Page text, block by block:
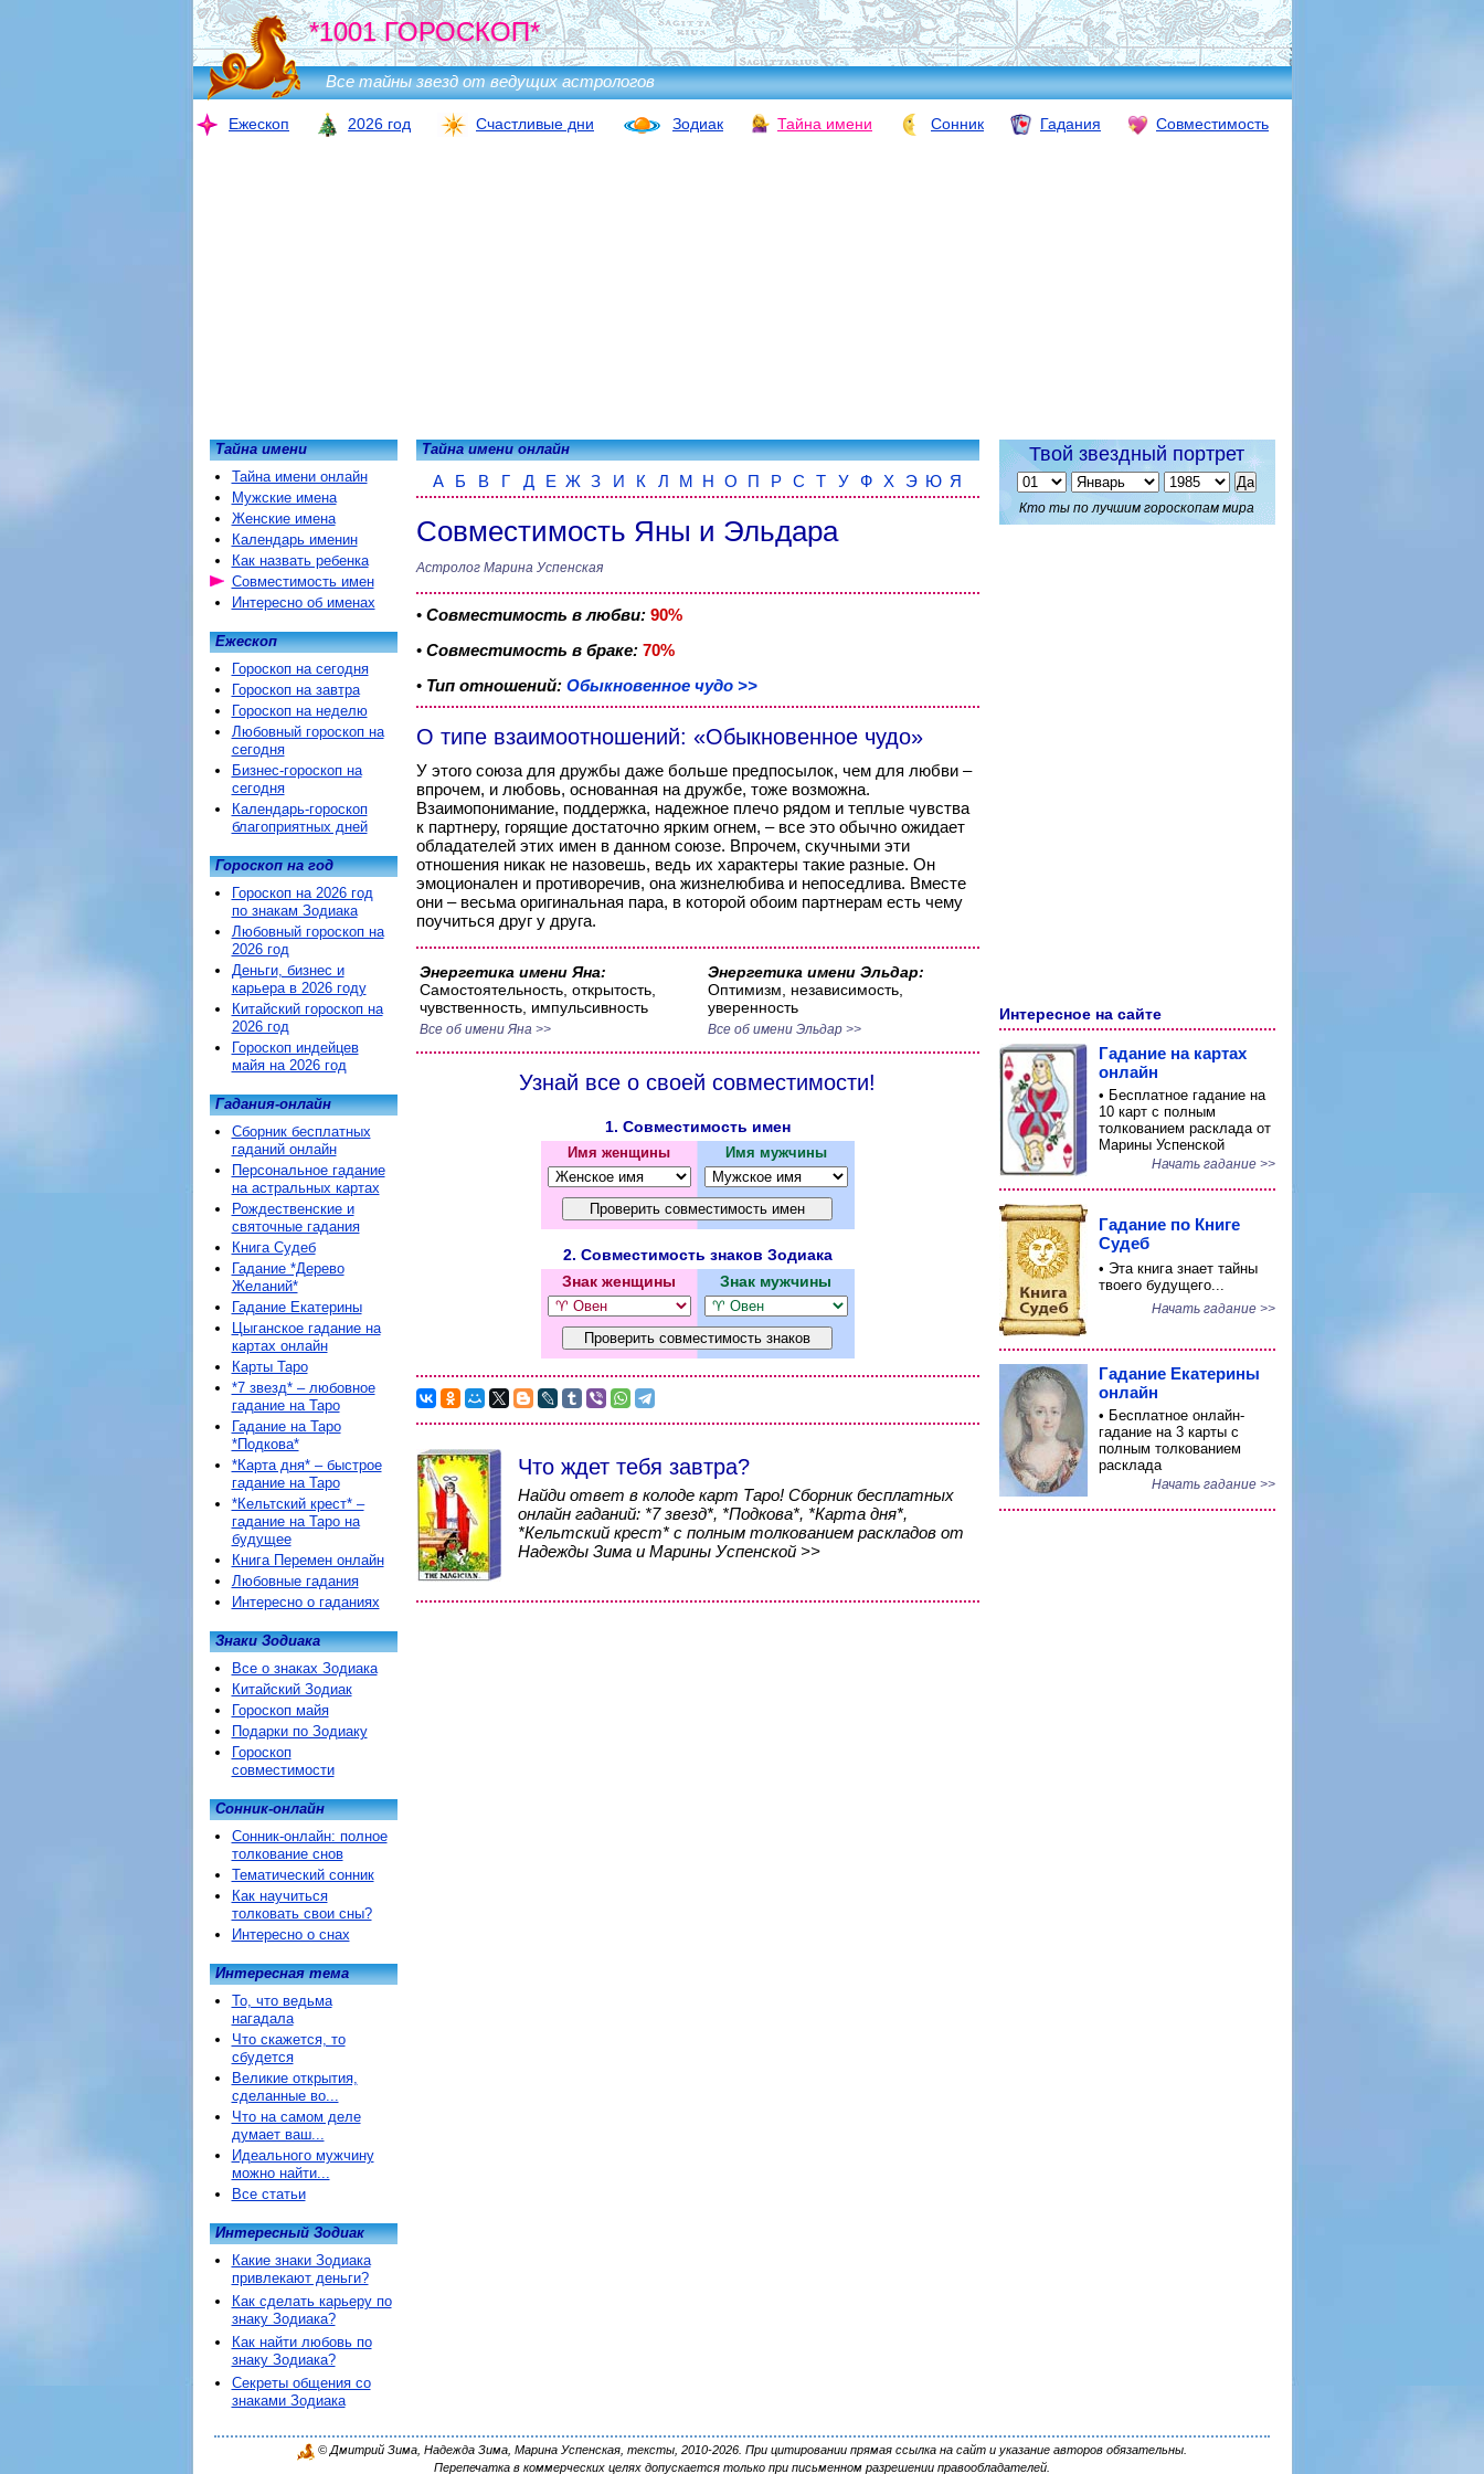
*1001 ГОРОСКОП*
Все тайны звезд от ведущих астрологов
Ежескоп 2026 год Счастливые дни Зодиак Тайна имени Сонник Гадания Совместимость
Тайна имени онлайн
А Б В Г Д Е Ж З И К Л М Н О П Р С Т У Ф Х Э Ю Я
Совместимость Яны и Эльдара
Астролог Марина Успенская
• Совместимость в любви: 90%
• Совместимость в браке: 70%
• Тип отношений: Обыкновенное чудо >>
О типе взаимоотношений: «Обыкновенное чудо»
У этого союза для дружбы даже больше предпосылок, чем для любви –
впрочем, и любовь, основанная на дружбе, тоже возможна.
Взаимопонимание, поддержка, надежное плечо рядом и теплые чувства
к партнеру, горящие достаточно ярким огнем, – все это обычно ожидает
обладателей этих имен в данном союзе. Впрочем, скучными эти
отношения никак не назовешь, ведь их характеры такие разные. Он
эмоционален и противоречив, она жизнелюбива и непоседлива. Вместе
они – весьма оригинальная пара, в которой обоим партнерам есть чему
поучиться друг у друга.
Энергетика имени Яна:
Самостоятельность, открытость,
чувственность, импульсивность
Все об имени Яна >>
Энергетика имени Эльдар:
Оптимизм, независимость,
уверенность
Все об имени Эльдар >>
Узнай все о своей совместимости!
1. Совместимость имен
Имя женщины Имя мужчины
2. Совместимость знаков Зодиака
Знак женщины
Знак мужчины
Что ждет тебя завтра?
Найди ответ в колоде карт Таро! Сборник бесплатных
онлайн гаданий: *7 звезд*, *Подкова*, *Карта дня*,
*Кельтский крест* с полным толкованием раскладов от
Надежды Зима и Марины Успенской >>
Тайна имени
Тайна имени онлайн
Мужские имена
Женские имена
Календарь именин
Как назвать ребенка
Совместимость имен
Интересно об именах
Ежескоп
Гороскоп на сегодня
Гороскоп на завтра
Гороскоп на неделю
Любовный гороскоп на
сегодня
Бизнес-гороскоп на
сегодня
Календарь-гороскоп
благоприятных дней
Гороскоп на год
Гороскоп на 2026 год
по знакам Зодиака
Любовный гороскоп на
2026 год
Деньги, бизнес и
карьера в 2026 году
Китайский гороскоп на
2026 год
Гороскоп индейцев
майя на 2026 год
Гадания-онлайн
Сборник бесплатных
гаданий онлайн
Персональное гадание
на астральных картах
Рождественские и
святочные гадания
Книга Судеб
Гадание *Дерево
Желаний*
Гадание Екатерины
Цыганское гадание на
картах онлайн
Карты Таро
*7 звезд* – любовное
гадание на Таро
Гадание на Таро
*Подкова*
*Карта дня* – быстрое
гадание на Таро
*Кельтский крест* –
гадание на Таро на
будущее
Книга Перемен онлайн
Любовные гадания
Интересно о гаданиях
Знаки Зодиака
Все о знаках Зодиака
Китайский Зодиак
Гороскоп майя
Подарки по Зодиаку
Гороскоп
совместимости
Сонник-онлайн
Сонник-онлайн: полное
толкование снов
Тематический сонник
Как научиться
толковать свои сны?
Интересно о снах
Интересная тема
То, что ведьма
нагадала
Что скажется, то
сбудется
Великие открытия,
сделанные во...
Что на самом деле
думает ваш...
Идеального мужчину
можно найти...
Все статьи
Интересный Зодиак
Какие знаки Зодиака
привлекают деньги?
Как сделать карьеру по
знаку Зодиака?
Как найти любовь по
знаку Зодиака?
Секреты общения со
знаками Зодиака
Твой звездный портрет
Кто ты по лучшим гороскопам мира
Интересное на сайте
Гадание на картах
онлайн
• Бесплатное гадание на
10 карт с полным
толкованием расклада от
Марины Успенской
Начать гадание >>
Гадание по Книге
Судеб
• Эта книга знает тайны
твоего будущего...
Начать гадание >>
Гадание Екатерины
онлайн
• Бесплатное онлайн-
гадание на 3 карты с
полным толкованием
расклада
Начать гадание >>
© Дмитрий Зима, Надежда Зима, Марина Успенская, тексты, 2010-2026. При цитировании прямая ссылка на сайт и указание авторов обязательны.
Перепечатка в коммерческих целях допускается только при письменном разрешении правообладателей.